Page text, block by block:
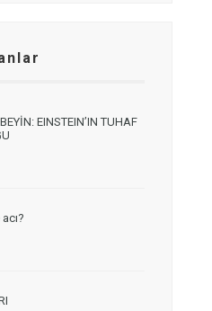
EINSTEIN’IN TUHAF